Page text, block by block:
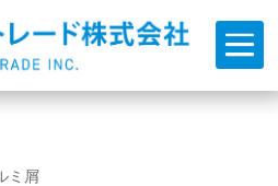

ミ屑